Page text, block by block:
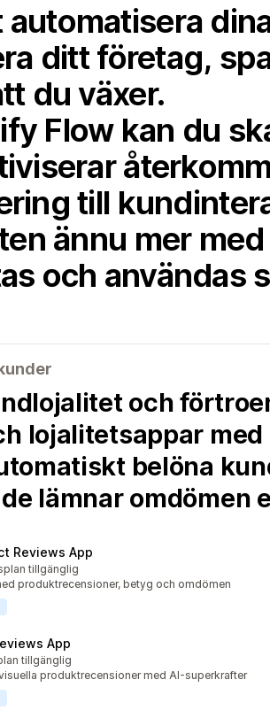
automatisera
ditt företag,
du växer.
Flow kan du
till
ännu mer
och användas
och
lojalitetsappar
belöna
lämnar omdömen
Reviews App
tillgänglig
produktrecensioner, betyg och omdömen
App
tillgänglig
produktrecensioner med AI-superkrafter